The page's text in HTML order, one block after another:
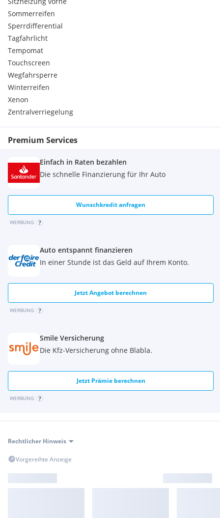
Sommerreifen
Sperrdifferential
Tagfahrlicht
Tempomat
Touchscreen
Wegfahrsperre
Winterreifen
Xenon
Zentralverriegelung
Premium Services
Einfach in Raten bezahlen
Die schnelle Finanzierung für Ihr Auto
Wunschkredit anfragen
WERBUNG
Auto entspannt finanzieren
In einer Stunde ist das Geld auf Ihrem Konto.
Jetzt Angebot berechnen
WERBUNG
Smile Versicherung
Die Kfz-Versicherung ohne Blabla.
Jetzt Prämie berechnen
WERBUNG
Rechtlicher Hinweis
Vorgereihte Anzeige